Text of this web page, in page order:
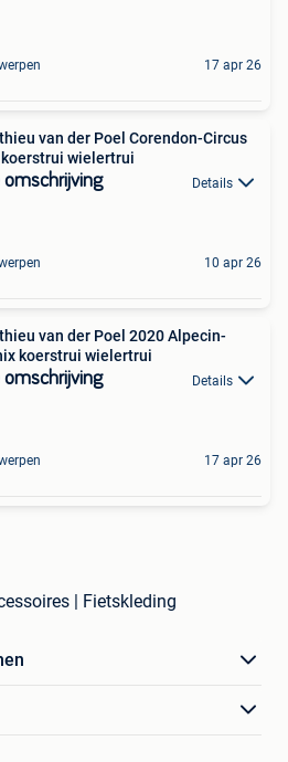
17 apr 26
van der Poel Corendon-Circus
koerstrui wielertrui
omschrijving Details
10 apr 26
van der Poel 2020 Alpecin-
koerstrui wielertrui
omschrijving Details
17 apr 26
| Fietskleding